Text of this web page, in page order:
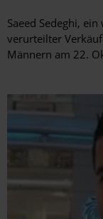
Saeed Sedeghi,
verurteilter
Männern am 22.